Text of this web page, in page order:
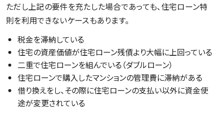
ただし上記の要件を充たした場合であっても、住宅ローン特
則を利用できないケースもあります。
税金を滞納している
住宅の資産価値が住宅ローン残債より大幅に上回っている
二重で住宅ローンを組んでいる（ダブルローン）
住宅ローンで購入したマンションの管理費に滞納がある
借り換えをし、その際に住宅ローンの支払い以外に資金使
途が変更されている